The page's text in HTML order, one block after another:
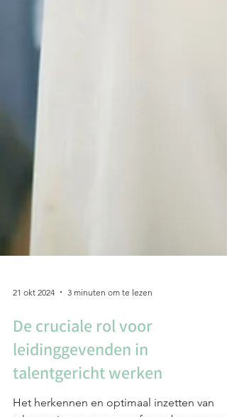
21 okt 2024 3 minuten om te lezen
De cruciale rol voor
leidinggevenden in
talentgericht werken